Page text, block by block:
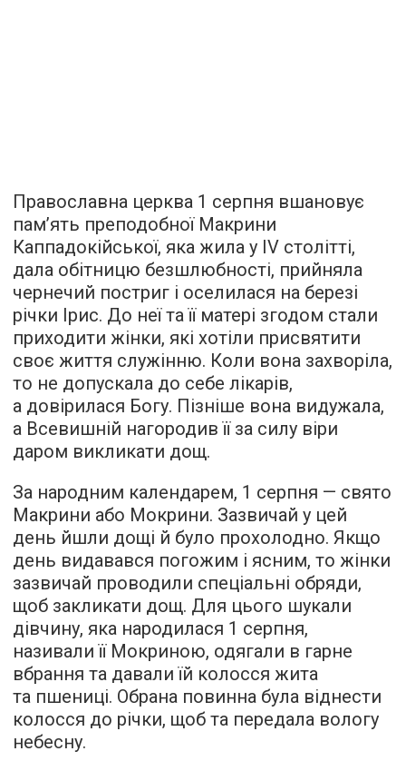
Православна церква 1 серпня вшановує
пам’ять преподобної Макрини
Каппадокійської, яка жила у IV столітті,
дала обітницю безшлюбності, прийняла
чернечий постриг і оселилася на березі
річки Ірис. До неї та її матері згодом стали
приходити жінки, які хотіли присвятити
своє життя служінню. Коли вона захворіла,
то не допускала до себе лікарів,
а довірилася Богу. Пізніше вона видужала,
а Всевишній нагородив її за силу віри
даром викликати дощ.
За народним календарем, 1 серпня — свято
Макрини або Мокрини. Зазвичай у цей
день йшли дощі й було прохолодно. Якщо
день видавався погожим і ясним, то жінки
зазвичай проводили спеціальні обряди,
щоб закликати дощ. Для цього шукали
дівчину, яка народилася 1 серпня,
називали її Мокриною, одягали в гарне
вбрання та давали їй колосся жита
та пшениці. Обрана повинна була віднести
колосся до річки, щоб та передала вологу
небесну.